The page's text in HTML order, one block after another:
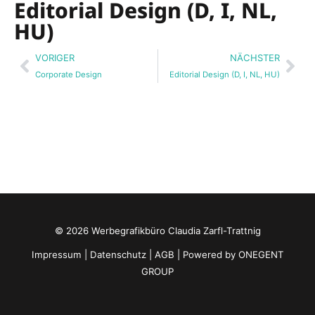
Editorial Design (D, I, NL,
HU)
Zurück
VORIGER
Corporate Design
NÄCHSTER
Editorial Design (D, I, NL, HU)
© 2026 Werbegrafikbüro Claudia Zarfl-Trattnig
Impressum Datenschutz| AGB | Powered by ONEGENT
GROUP